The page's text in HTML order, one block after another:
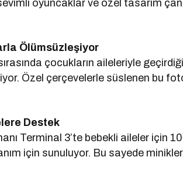
oyuncaklar ve özel tasarım
Ölümsüzleşiyor
çocukların aileleriyle
Özel çerçevelerle süslenen bu
Destek
Terminal 3’te bebekli aileler için
için sunuluyor. Bu sayede